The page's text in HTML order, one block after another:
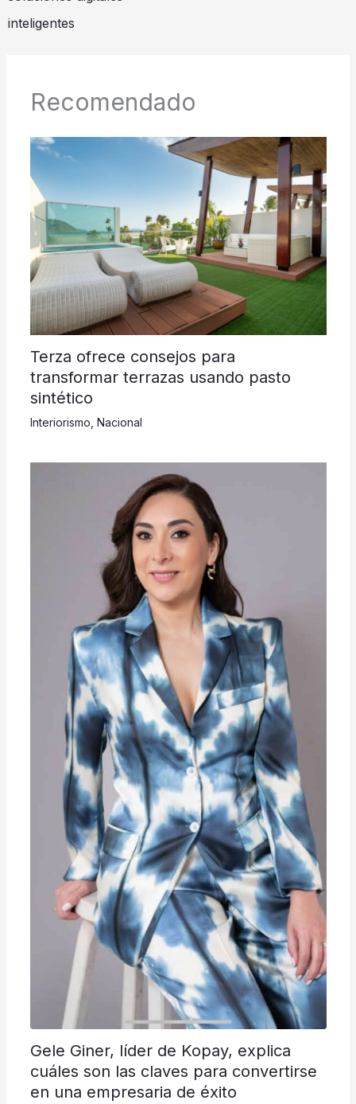
inteligentes
Recomendado
Terza ofrece consejos para
transformar terrazas usando pasto
sintético
Interiorismo Nacional
Gele Giner, líder de Kopay, explica
cuáles son las claves para convertirse
en una empresaria de éxito